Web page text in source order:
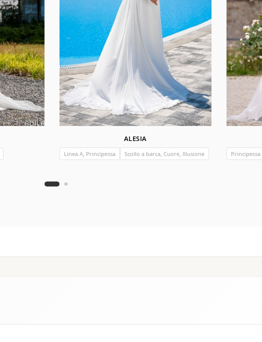
ALESIA
Linea A, Principessa Scollo a barca, Cuore, Illusione Principessa